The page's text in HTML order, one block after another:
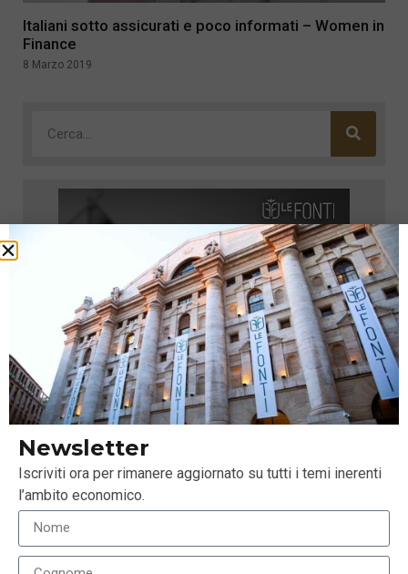
Italiani sotto assicurati e poco informati – Women in
Finance
8 Marzo 2019
Newsletter
Iscriviti ora per rimanere aggiornato su tutti i temi inerenti
l’ambito economico.